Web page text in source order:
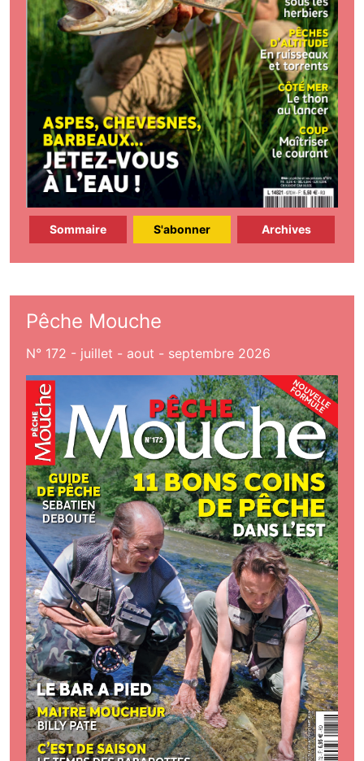
Sommaire S'abonner Archives
Pêche Mouche
N° 172 - juillet - aout - septembre 2026